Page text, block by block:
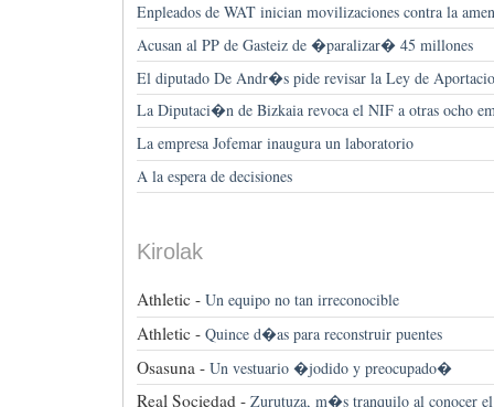
Enpleados de WAT inician movilizaciones contra la
Acusan al PP de Gasteiz de �paralizar� 45 millones
El diputado De Andr�s pide revisar la Ley de
La Diputaci�n de Bizkaia revoca el NIF a otras ocho
La empresa Jofemar inaugura un laboratorio
A la espera de decisiones
Kirolak
Athletic - Un equipo no tan irreconocible
Athletic - Quince d�as para reconstruir puentes
Osasuna - Un vestuario �jodido y preocupado�
Real Sociedad - Zurutuza, m�s tranquilo al conocer